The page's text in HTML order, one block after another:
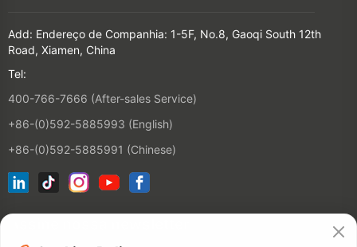
Add: Endereço de Companhia: 1-5F, No.8, Gaoqi South 12th
Road, Xiamen, China
Tel:
400-766-7666 (After-sales Service)
+86-(0)592-5885993 (English)
+86-(0)592-5885991 (Chinese)